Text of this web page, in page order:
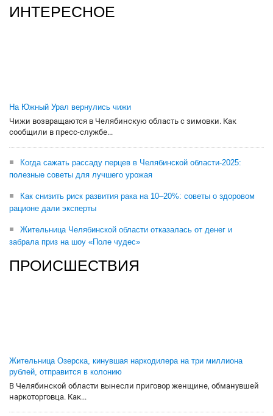
ИНТЕРЕСНОЕ
На Южный Урал вернулись чижи
Чижи возвращаются в Челябинскую область с зимовки. Как
сообщили в пресс-службе...
Когда сажать рассаду перцев в Челябинской области-2025:
полезные советы для лучшего урожая
Как снизить риск развития рака на 10–20%: советы о здоровом
рационе дали эксперты
Жительница Челябинской области отказалась от денег и
забрала приз на шоу «Поле чудес»
ПРОИСШЕСТВИЯ
Жительница Озерска, кинувшая наркодилера на три миллиона
рублей, отправится в колонию
В Челябинской области вынесли приговор женщине, обманувшей
наркоторговца. Как...